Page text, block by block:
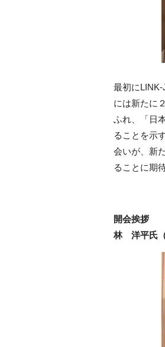
最初に
には新たに
ふれ、「日
ることを示
会いが、新
ることに期
開会挨拶
林 洋平氏（